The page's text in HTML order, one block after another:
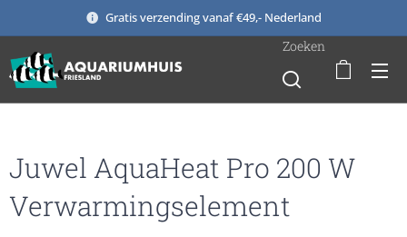
Gratis verzending vanaf €49,- Nederland
Zoeken
Juwel AquaHeat Pro 200 W
Verwarmingselement